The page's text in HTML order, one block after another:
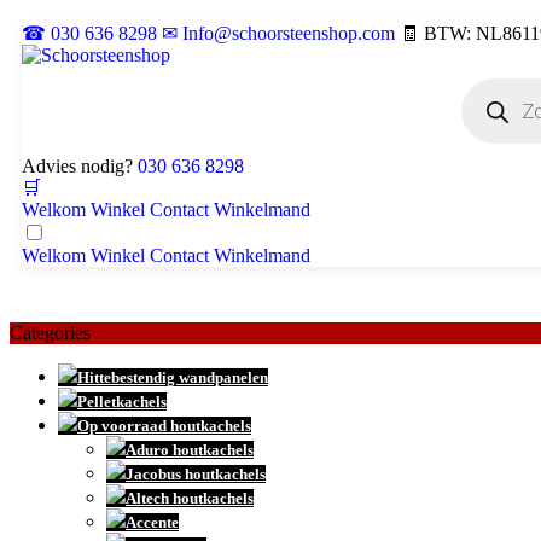
☎ 030 636 8298 ✉ Info@schoorsteenshop.com 🧾 BTW:
Advies nodig? 030 636 8298
🛒
Welkom Winkel Contact Winkelmand
Welkom Winkel Contact Winkelmand
Categories
Hittebestendig wandpanelen
Pelletkachels
Op voorraad houtkachels
Aduro houtkachels
Jacobus houtkachels
Altech houtkachels
Accente